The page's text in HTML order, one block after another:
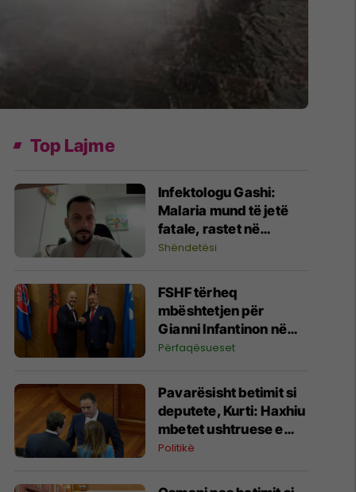
Top Lajme
​Infektologu Gashi:
Malaria mund të jetë
fatale, rastet në
Kosovë janë të
Shëndetësi
FSHF tërheq
mbështetjen për
Gianni Infantinon në
garën për president të
Përfaqësueset
Pavarësisht betimit si
deputete, Kurti: Haxhiu
mbetet ushtruese e
detyrës së presidentes
Politikë